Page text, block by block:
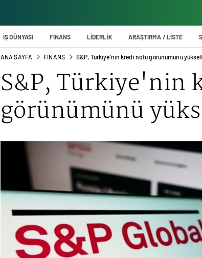
İŞ DÜNYASI FİNANS LİDERLİK ARAŞTIRMA / LİSTE
ANA SAYFA FINANS S&P, Türkiye'nin kredi notu görünümünü
S&P, Türkiye'nin
görünümünü